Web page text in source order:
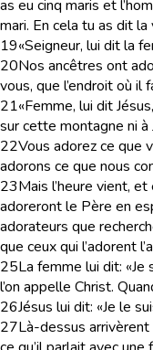
as eu cinq maris et
mari. En cela tu as dit la
19«Seigneur, lui dit la
20Nos ancêtres ont
vous, que l’endroit où il
21«Femme, lui dit
sur cette montagne ni
22Vous adorez ce que
adorons ce que nous
23Mais l’heure vient,
adoreront le Père en
adorateurs que
que ceux qui l’adorent
25La femme lui dit:
l’on appelle Christ.
26Jésus lui dit: «Je le
27Là-dessus